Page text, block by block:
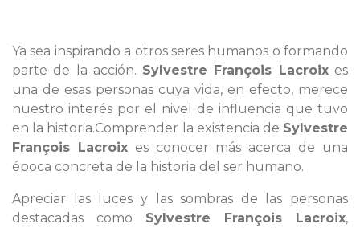
Ya sea inspirando a otros seres humanos o formando
parte de la acción. Sylvestre François Lacroixes
una de esas personas cuya vida, en efecto, merece
nuestro interés por el nivel de influencia que tuvo
en la historia.Comprender la existencia de Sylvestre
François Lacroixes conocer más acerca de una
época concreta de la historia del ser humano.
Apreciar las luces y las sombras de las personas
destacadas como Sylvestre François Lacroix,